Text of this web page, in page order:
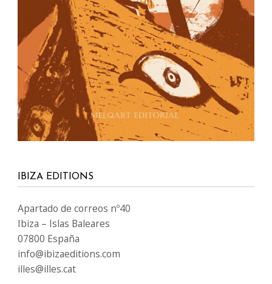
IBIZA EDITIONS
Apartado de correos nº40
Ibiza – Islas Baleares
07800 España
info@ibizaeditions.com
illes@illes.cat